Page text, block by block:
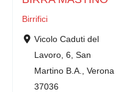
Birrifici
Vicolo Caduti del
Lavoro, 6, San
Martino B.A., Verona
37036